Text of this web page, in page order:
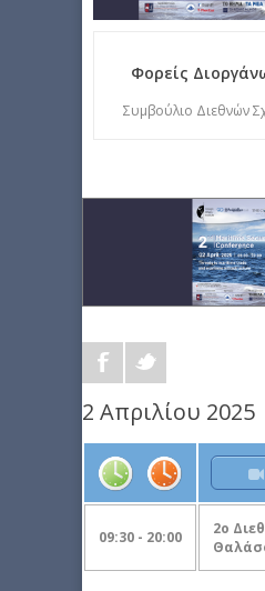
Φορείς
Συμβούλιο Διεθνών
2 Απριλίου 2025
09:30 - 20:00
2ο